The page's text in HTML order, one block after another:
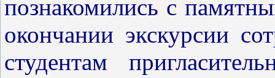
познакомились с
окончании экскурсии
студентам